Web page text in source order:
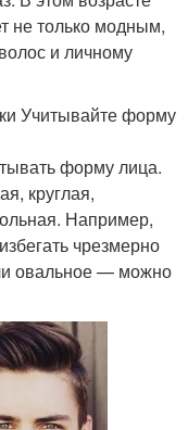
не только модным,
и личному
Учитывайте форму
форму лица.
круглая,
Например,
чрезмерно
овальное — можно